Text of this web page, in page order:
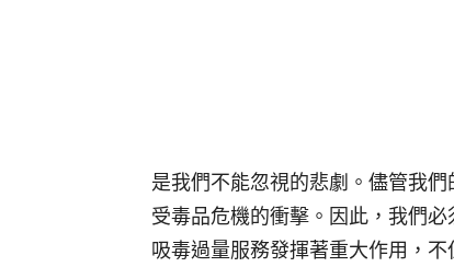
是我們不能忽視的悲劇。儘管我
受毒品危機的衝擊。因此，我們
吸毒過量服務發揮著重大作用，